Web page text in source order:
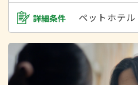
詳細条件 ペットホテル